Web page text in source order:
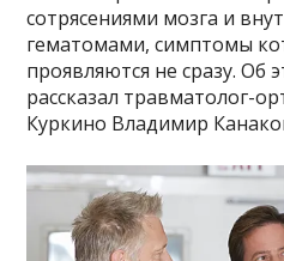
сотрясениями мозга и
гематомами, симптомы
проявляются не сразу. Об
рассказал травматолог-
Куркино Владимир